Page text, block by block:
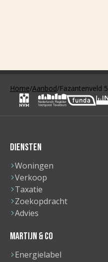
Home/Aanbod/Fazantenveld 5
DIENSTEN
Woningen
Verkoop
Taxatie
Zoekopdracht
Advies
MARTIJN & CO
Energielabel